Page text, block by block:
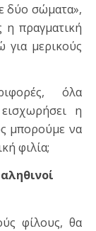
η πραγματική
για μερικούς
όλα
η
μπορούμε να
φιλία;
φίλους, θα